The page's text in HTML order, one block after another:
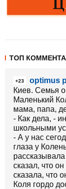
ТОП
+23
optimus
Киев. Семья
Маленький
мама, папа,
- Как дела, -
школьными
- А у нас
глаза у
сказал, что
сказала, что
Коля гордо